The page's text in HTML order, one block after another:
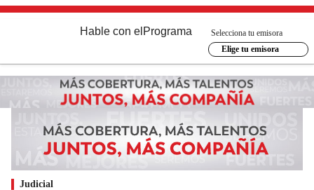
Hable con el Programa
Selecciona tu emisora
Elige tu emisora
Judicial